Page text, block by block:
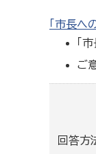
「市長
「
ご
回答方